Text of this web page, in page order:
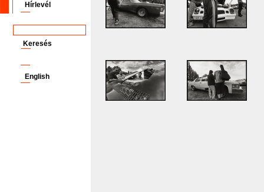
Hírlevél
English